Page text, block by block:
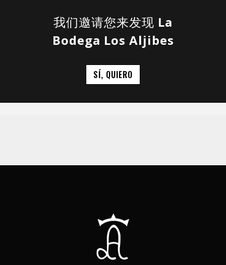
我们邀请您来发现 La
Bodega Los Aljibes
SÍ, QUIERO